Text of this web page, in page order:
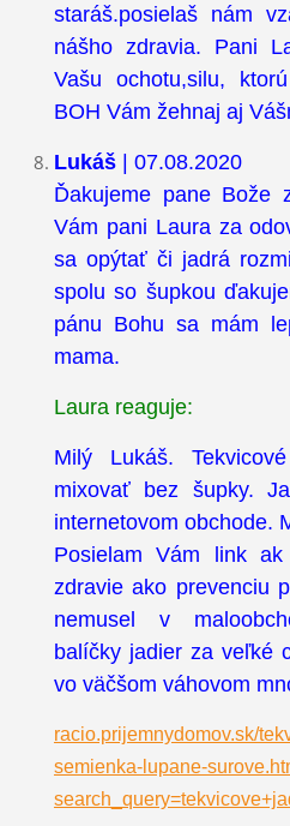
staráš.posielaš nám
nášho zdravia. Pani
Vašu ochotu,silu,
BOH Vám žehnaj aj
Lukáš| 07.08.2020
Ďakujeme pane Bože
Vám pani Laura za
sa opýtať či jadrá
spolu so šupkou
pánu Bohu sa mám
mama.
Laura reaguje:
Milý Lukáš.
mixovať bez šupky.
internetovom obchode.
Posielam Vám link
zdravie ako prevenciu
nemusel v
balíčky jadier za veľké
vo väčšom váhovom
racio.prijemnydomov.sk/
semienka-lupane-